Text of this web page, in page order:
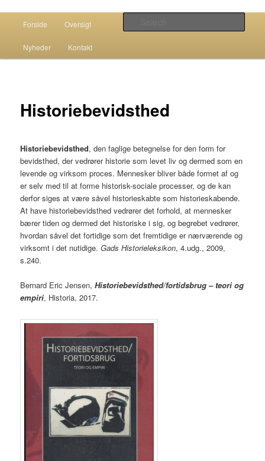
Bernards website
Skip to primary content
Skip to secondary content
Forside Oversigt
Nyheder Kontakt
Historiebevidsthed
Historiebevidsthed, den faglige betegnelse for den form for
bevidsthed, der vedrører historie som levet liv og dermed som en
levende og virksom proces. Mennesker bliver både formet af og
er selv med til at forme historisk-sociale processer, og de kan
derfor siges at være såvel historieskabte som historieskabende.
At have historiebevidsthed vedrører det forhold, at mennesker
bærer tiden og dermed det historiske i sig, og begrebet vedrører,
hvordan såvel det fortidige som det fremtidige er nærværende og
virksomt i det nutidige.Gads Historieleksikon, 4.udg., 2009,
s.240.
Bernard Eric Jensen,Historiebevidsthed/fortidsbrug – teori og
empiri, Historia, 2017.